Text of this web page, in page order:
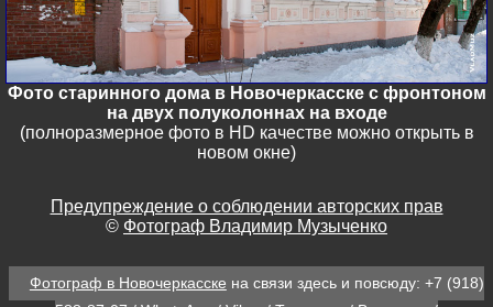
Фото старинного дома в Новочеркасске с фронтоном
на двух полуколоннах на входе
(полноразмерное фото в HD качестве можно открыть в
новом окне)
Предупреждение о соблюдении авторских прав
© Фотограф Владимир Музыченко
Фотограф в Новочеркасске на связи здесь и повсюду: +7 (918)